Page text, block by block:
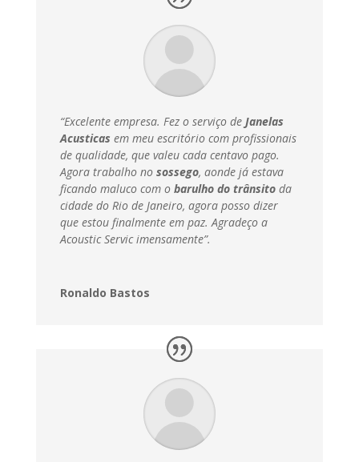
“Excelente empresa. Fez o serviço de Janelas
Acusticas em meu escritório com profissionais
de qualidade, que valeu cada centavo pago.
Agora trabalho no sossego, aonde já estava
ficando maluco com o barulho do trânsitoda
cidade do Rio de Janeiro, agora posso dizer
que estou finalmente em paz.Agradeço a
Acoustic Servic imensamente”.
Ronaldo Bastos